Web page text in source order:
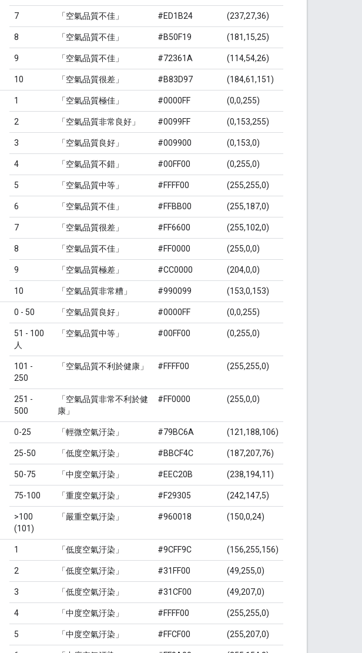
7 「空氣品質不佳」 #ED1B24 (237,27,36)
8 「空氣品質不佳」 #B50F19 (181,15,25)
9 「空氣品質不佳」 #72361A (114,54,26)
10 「空氣品質很差」 #B83D97 (184,61,151)
1 「空氣品質極佳」 #0000FF (0,0,255)
2 「空氣品質非常良好」 #0099FF (0,153,255)
3 「空氣品質良好」 #009900 (0,153,0)
4 「空氣品質不錯」 #00FF00 (0,255,0)
5 「空氣品質中等」 #FFFF00 (255,255,0)
6 「空氣品質不佳」 #FFBB00 (255,187,0)
7 「空氣品質很差」 #FF6600 (255,102,0)
8 「空氣品質不佳」 #FF0000 (255,0,0)
9 「空氣品質極差」 #CC0000 (204,0,0)
10 「空氣品質非常糟」 #990099 (153,0,153)
0 - 50 「空氣品質良好」 #0000FF (0,0,255)
51 - 100
人
「空氣品質中等」 #00FF00 (0,255,0)
101 -
250
「空氣品質不利於健康」 #FFFF00 (255,255,0)
251 -
500
「空氣品質非常不利於健
康」
#FF0000 (255,0,0)
0-25 「輕微空氣汙染」 #79BC6A (121,188,106)
25-50 「低度空氣汙染」 #BBCF4C (187,207,76)
50-75 「中度空氣汙染」 #EEC20B (238,194,11)
75-100 「重度空氣汙染」 #F29305 (242,147,5)
>100
(101)
「嚴重空氣汙染」 #960018 (150,0,24)
1 「低度空氣汙染」 #9CFF9C (156,255,156)
2 「低度空氣汙染」 #31FF00 (49,255,0)
3 「低度空氣汙染」 #31CF00 (49,207,0)
4 「中度空氣汙染」 #FFFF00 (255,255,0)
5 「中度空氣汙染」 #FFCF00 (255,207,0)